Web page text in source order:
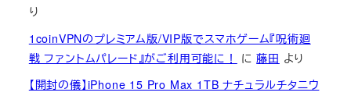
り
1coinVPNのプレミアム版/VIP版でスマホゲーム『呪術廻
戦 ファントムパレード』がご利用可能に！
に藤田 より
【開封の儀】iPhone 15 Pro Max 1TB ナチュラルチタニウ